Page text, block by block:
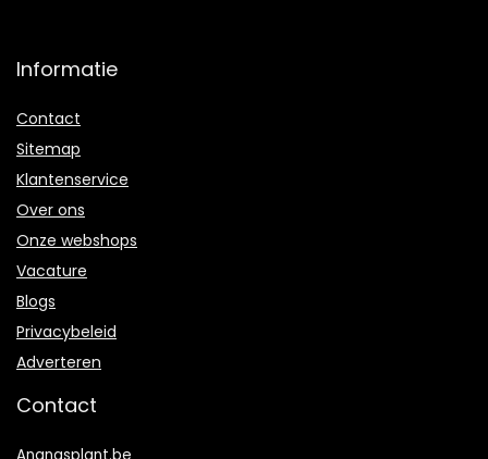
Informatie
Contact
Sitemap
Klantenservice
Over ons
Onze webshops
Vacature
Blogs
Privacybeleid
Adverteren
Contact